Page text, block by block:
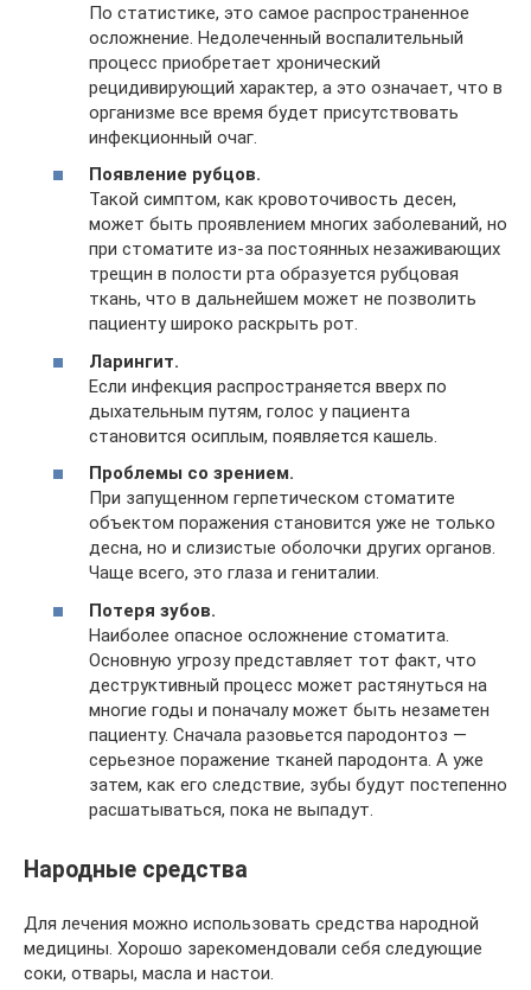
По статистике, это самое распространенное
осложнение. Недолеченный воспалительный
процесс приобретает хронический
рецидивирующий характер, а это означает, что в
организме все время будет присутствовать
инфекционный очаг.
Появление рубцов.
Такой симптом, как кровоточивость десен,
может быть проявлением многих заболеваний, но
при стоматите из-за постоянных незаживающих
трещин в полости рта образуется рубцовая
ткань, что в дальнейшем может не позволить
пациенту широко раскрыть рот.
Ларингит.
Если инфекция распространяется вверх по
дыхательным путям, голос у пациента
становится осиплым, появляется кашель.
Проблемы со зрением.
При запущенном герпетическом стоматите
объектом поражения становится уже не только
десна, но и слизистые оболочки других органов.
Чаще всего, это глаза и гениталии.
Потеря зубов.
Наиболее опасное осложнение стоматита.
Основную угрозу представляет тот факт, что
деструктивный процесс может растянуться на
многие годы и поначалу может быть незаметен
пациенту. Сначала разовьется пародонтоз —
серьезное поражение тканей пародонта. А уже
затем, как его следствие, зубы будут постепенно
расшатываться, пока не выпадут.
Народные средства
Для лечения можно использовать средства народной
медицины. Хорошо зарекомендовали себя следующие
соки, отвары, масла и настои.